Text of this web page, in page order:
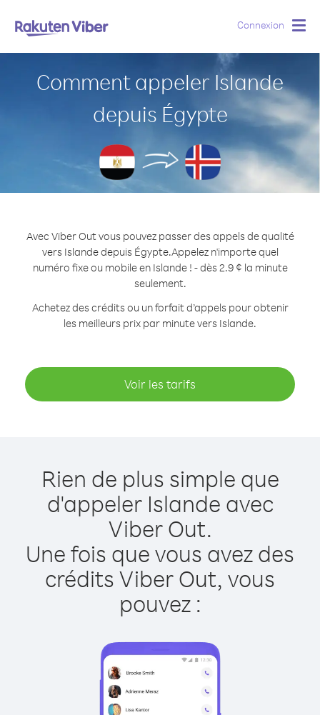
Connexion
Comment appeler Islande
depuis Égypte
Avec Viber Out vous pouvez passer des appels de qualité
vers Islande depuis Égypte.Appelez n'importe quel
numéro fixe ou mobile en Islande ! - dès 2.9 ¢ la minute
seulement.
Achetez des crédits ou un forfait d’appels pour obtenir
les meilleurs prix par minute vers Islande.
Voir les tarifs
Rien de plus simple que
d'appeler Islande avec
Viber Out.
Une fois que vous avez des
crédits Viber Out, vous
pouvez :